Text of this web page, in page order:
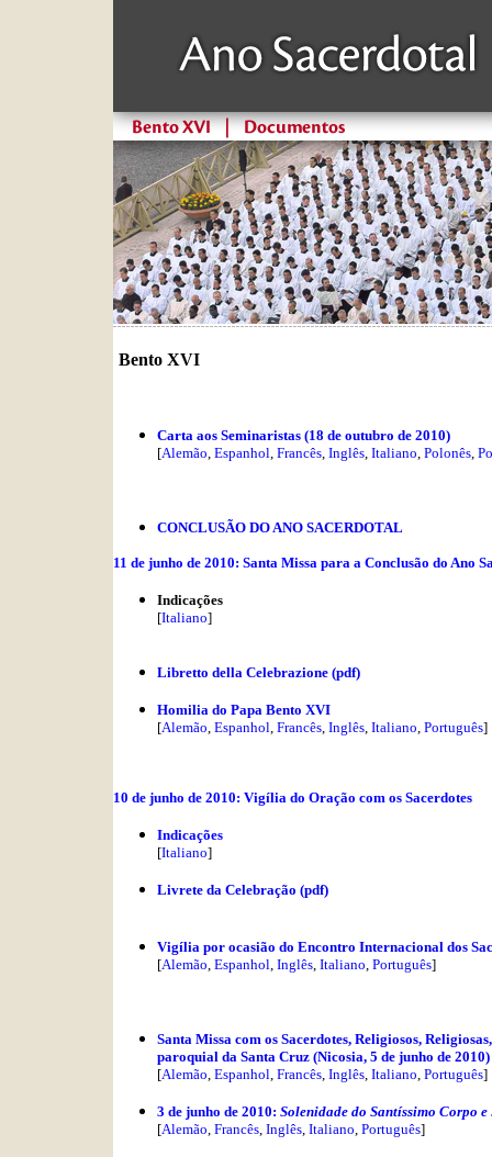
Bento XVI
Carta aos Seminaristas (18 de outubro de 2010)
[Alemão, Espanhol, Francês, Inglês, Italiano, Polonês,
CONCLUSÃO DO ANO SACERDOTAL
11 de junho de 2010: Santa Missa para a Conclusão do Ano
Indicações
[Italiano]
Libretto della Celebrazione (pdf)
Homilia do Papa Bento XVI
[Alemão, Espanhol, Francês, Inglês, Italiano, Português]
10 de junho de 2010: Vigília do Oração com os Sacerdotes
Indicações
[Italiano]
Livrete da Celebração (pdf)
Vigília por ocasião do Encontro Internacional dos
[Alemão, Espanhol, Inglês, Italiano, Português]
Santa Missa com os Sacerdotes, Religiosos,
paroquial da Santa Cruz (Nicosia, 5 de junho de 2010)
[Alemão, Espanhol, Francês, Inglês, Italiano, Português]
3 de junho de 2010: Solenidade do Santíssimo Corpo e
[Alemão, Francês, Inglês, Italiano, Português]